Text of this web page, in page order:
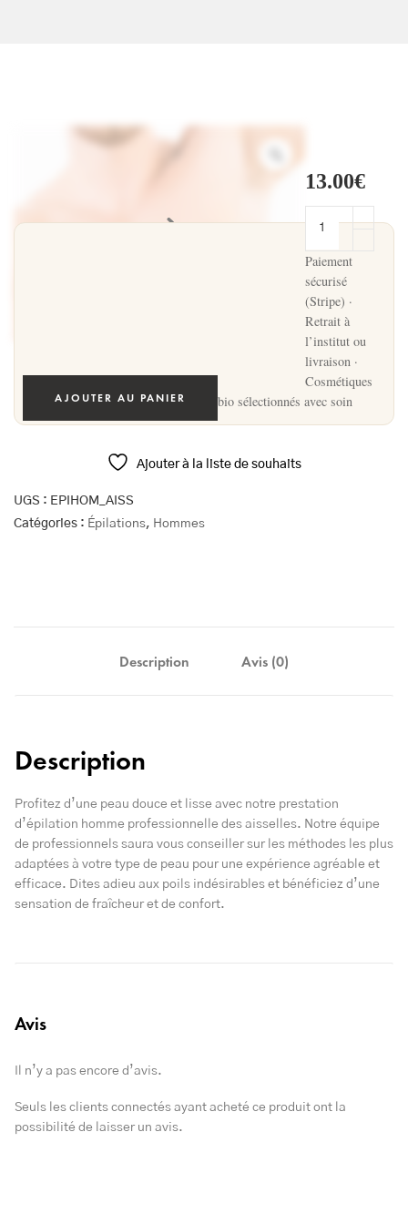
13.00€
AJOUTER AU PANIER
Paiement
sécurisé
(Stripe) ·
Retrait à
l’institut ou
livraison ·
Cosmétiques
bio sélectionnés avec soin
Ajouter à la liste de souhaits
UGS : EPIHOM_AISS
Catégories : Épilations, Hommes
Description Avis (0)
Description
Profitez d’une peau douce et lisse avec notre prestation
d’épilation homme professionnelle des aisselles. Notre équipe
de professionnels saura vous conseiller sur les méthodes les plus
adaptées à votre type de peau pour une expérience agréable et
efficace. Dites adieu aux poils indésirables et bénéficiez d’une
sensation de fraîcheur et de confort.
Avis
Il n’y a pas encore d’avis.
Seuls les clients connectés ayant acheté ce produit ont la
possibilité de laisser un avis.